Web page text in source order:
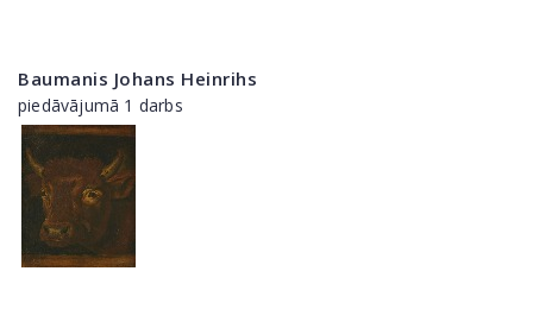
Baumanis Johans Heinrihs
piedāvājumā 1 darbs